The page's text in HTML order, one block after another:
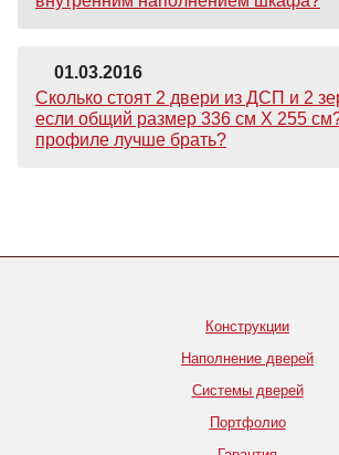
01.03.2016
Сколько стоят 2 двери из ДСП и 2
если общий размер 336 см Х 255
профиле лучше брать?
Конструкции
Наполнение дверей
Системы дверей
Портфолио